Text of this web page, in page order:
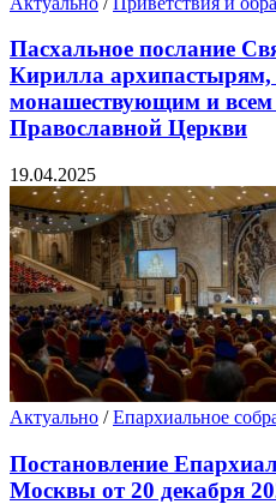
Пасхальное послание
Кирилла
монашествующим и
Православной Церкви
19.04.2025
Актуально /Епархиальное
Постановление
Москвы от 20 декабря